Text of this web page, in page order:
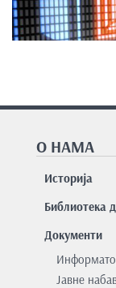
О НАМА
Историја
Библиотека
Документи
Јавне